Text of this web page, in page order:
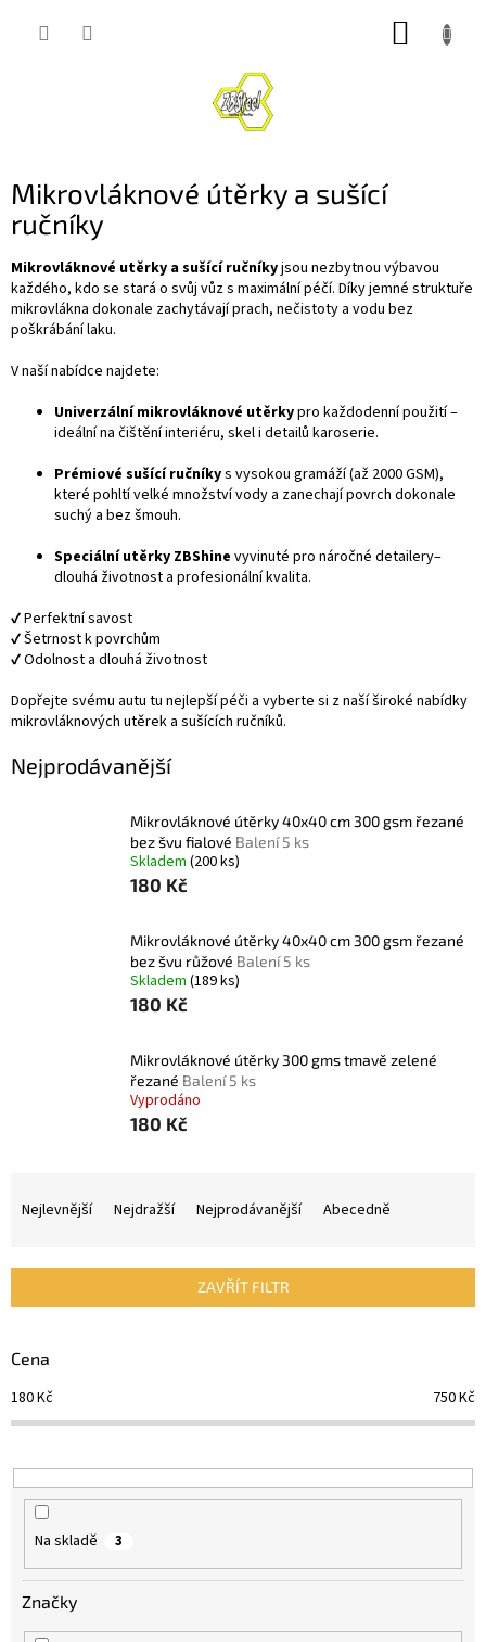
Mikrovláknové útěrky a sušící
ručníky
Mikrovláknové utěrky a sušící ručníkyjsou nezbytnou výbavou
každého, kdo se stará o svůj vůz s maximální péčí. Díky jemné struktuře
mikrovlákna dokonale zachytávají prach, nečistoty a vodu bez
poškrábání laku.
V naší nabídce najdete:
Univerzální mikrovláknové utěrkypro každodenní použití –
ideální na čištění interiéru, skel i detailů karoserie.
Prémiové sušící ručníkys vysokou gramáží (až 2000 GSM),
které pohltí velké množství vody a zanechají povrch dokonale
suchý a bez šmouh.
Speciální utěrky ZBShine vyvinuté pro náročné detailery–
dlouhá životnost a profesionální kvalita.
✔ Perfektní savost
✔ Šetrnost k povrchům
✔ Odolnost a dlouhá životnost
Dopřejte svému autu tu nejlepší péči a vyberte si z naší široké nabídky
mikrovláknových utěrek a sušících ručníků.
Nejprodávanější
Mikrovláknové útěrky 40x40 cm 300 gsm řezané
bez švu fialové Balení 5 ks
Skladem (200 ks)
180 Kč
Mikrovláknové útěrky 40x40 cm 300 gsm řezané
bez švu růžové Balení 5 ks
Skladem (189 ks)
180 Kč
Mikrovláknové útěrky 300 gms tmavě zelené
řezané Balení 5 ks
Vyprodáno
180 Kč
í
r
o
d
u
t
ů
Nejlevnější Nejdražší Nejprodávanější Abecedně
ZAVŘÍT FILTR
Cena
180Kč 750Kč
Na skladě 3
Značky